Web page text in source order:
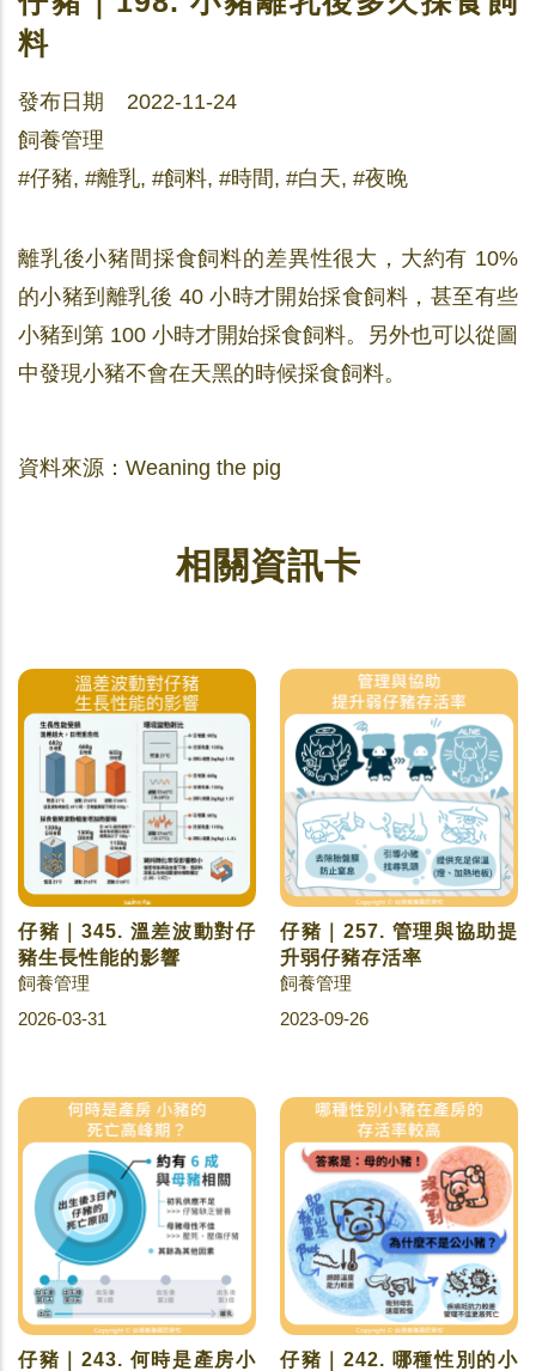
料
發布日期 2022-11-24
飼養管理
#仔豬, #離乳, #飼料, #時間, #白天, #夜晚
離乳後小豬間採食飼料的差異性很大，大約有 10%
的小豬到離乳後 40 小時才開始採食飼料，甚至有些
小豬到第 100 小時才開始採食飼料。另外也可以從圖
中發現小豬不會在天黑的時候採食飼料。
資料來源：Weaning the pig
相關資訊卡
仔豬｜345. 溫差波動對仔
豬生長性能的影響
飼養管理
2026-03-31
仔豬｜257. 管理與協助提
升弱仔豬存活率
飼養管理
2023-09-26
仔豬｜243. 何時是產房小
仔豬｜242. 哪種性別的小